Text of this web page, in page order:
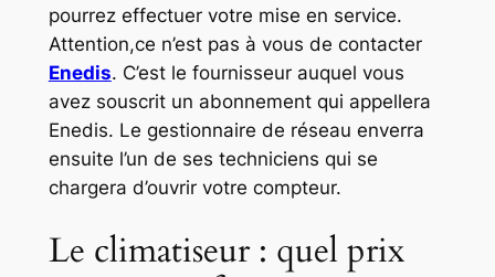
pourrez effectuer votre mise en service.
Attention,ce n’est pas à vous de contacter
Enedis. C’est le fournisseur auquel vous
avez souscrit un abonnement qui appellera
Enedis. Le gestionnaire de réseau enverra
ensuite l’un de ses techniciens qui se
chargera d’ouvrir votre compteur.
Le climatiseur : quel prix